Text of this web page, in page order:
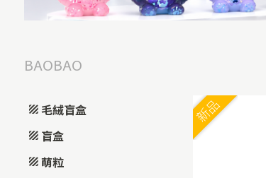
BAOBAO
毛絨盲盒
盲盒
萌粒
新品